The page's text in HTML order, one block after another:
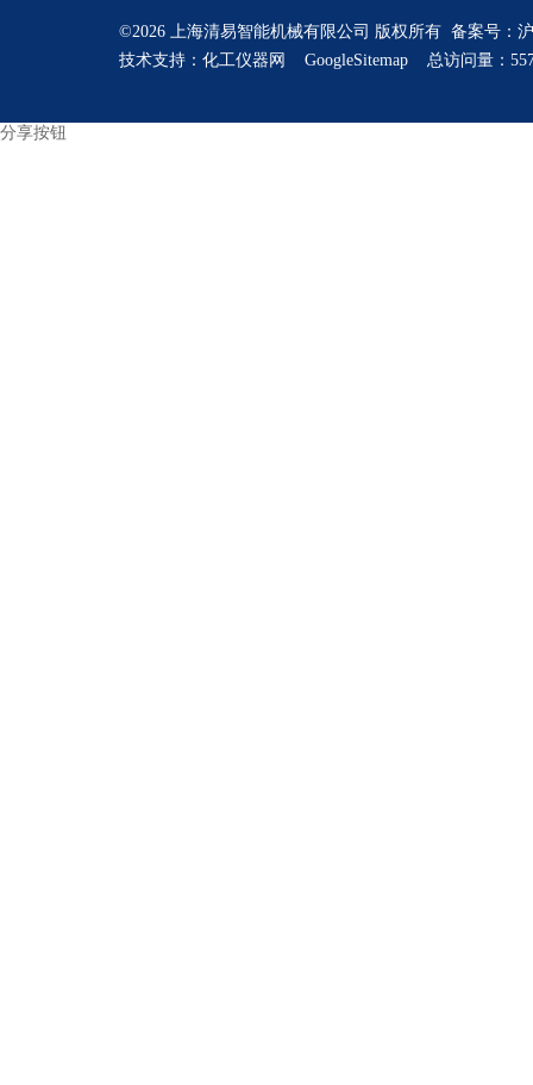
©2026 上海清易智能机械有限公司 版权所有 备案号：
技术支持： 化工仪器网 GoogleSitemap 总访问量：
分享按钮